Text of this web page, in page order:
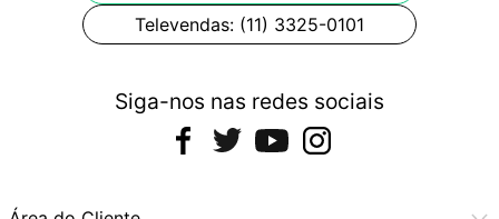
Televendas: (11) 3325-0101
Siga-nos nas redes sociais